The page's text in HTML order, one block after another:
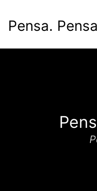
to
content
Pensa.